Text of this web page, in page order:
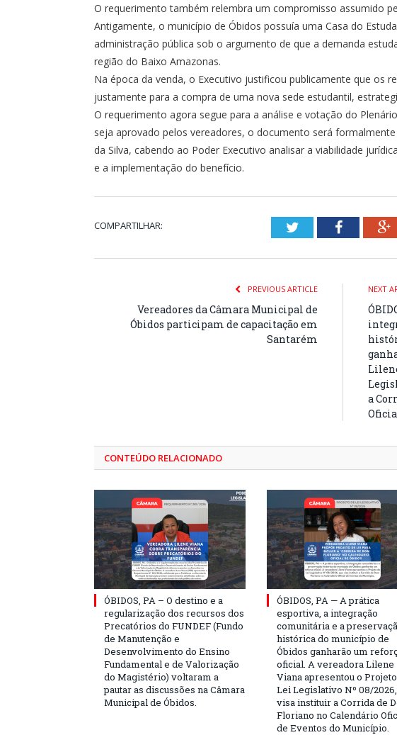
O requerimento também relembra um compromisso assumido
Antigamente, o município de Óbidos possuía uma Casa do
administração pública sob o argumento de que a demanda
região do Baixo Amazonas.
Na época da venda, o Executivo justificou publicamente que os
justamente para a compra de uma nova sede estudantil,
O requerimento agora segue para a análise e votação do
seja aprovado pelos vereadores, o documento será
da Silva, cabendo ao Poder Executivo analisar a viabilidade
e a implementação do benefício.
COMPARTILHAR: TwitterFacebook
PREVIOUS ARTICLE
Vereadores da Câmara Municipal de
Óbidos participam de capacitação em
Santarém
NEXT
a
CONTEÚDO RELACIONADO
ÓBIDOS, PA – O destino e a
regularização dos recursos dos
Precatórios do FUNDEF (Fundo
de Manutenção e
Desenvolvimento do Ensino
Fundamental e de Valorização
do Magistério) voltaram a
pautar as discussões na Câmara
Municipal de Óbidos.
ÓBIDOS, PA — A prática
esportiva, a integração
comunitária e a
histórica do município de
Óbidos ganharão um
oficial. A vereadora Lilene
Viana apresentou o
Lei Legislativo Nº 08/
visa instituir a Corrida de
Floriano no Calendário
de Eventos do Município.